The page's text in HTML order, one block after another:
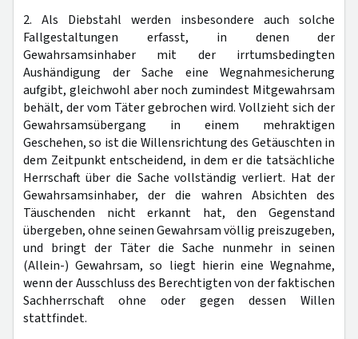
2. Als Diebstahl werden insbesondere auch solche
Fallgestaltungen erfasst, in denen der
Gewahrsamsinhaber mit der irrtumsbedingten
Aushändigung der Sache eine Wegnahmesicherung
aufgibt, gleichwohl aber noch zumindest Mitgewahrsam
behält, der vom Täter gebrochen wird. Vollzieht sich der
Gewahrsamsübergang in einem mehraktigen
Geschehen, so ist die Willensrichtung des Getäuschten in
dem Zeitpunkt entscheidend, in dem er die tatsächliche
Herrschaft über die Sache vollständig verliert. Hat der
Gewahrsamsinhaber, der die wahren Absichten des
Täuschenden nicht erkannt hat, den Gegenstand
übergeben, ohne seinen Gewahrsam völlig preiszugeben,
und bringt der Täter die Sache nunmehr in seinen
(Allein-) Gewahrsam, so liegt hierin eine Wegnahme,
wenn der Ausschluss des Berechtigten von der faktischen
Sachherrschaft ohne oder gegen dessen Willen
stattfindet.